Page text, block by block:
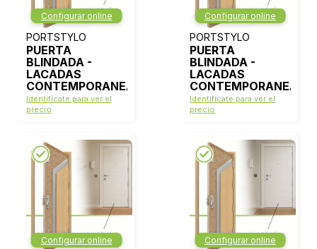
Configurar online
PORTSTYLO
PUERTA
BLINDADA -
LACADAS
CONTEMPORANEAS
- MODELO 2001 -
BLANCO LACA
Identifícate para ver el
precio
Configurar online
PORTSTYLO
PUERTA
BLINDADA -
LACADAS
CONTEMPORANEAS
- MODELO 2003 -
BLANCO LACA
Identifícate para ver el
precio
Configurar online Configurar online